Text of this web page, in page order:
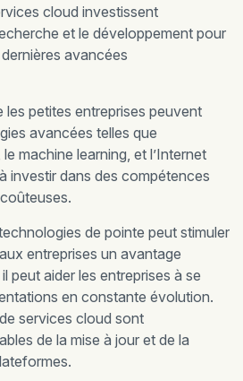
cloud investissent
et le développement pour
avancées
les petites entreprises peuvent
avancées telles que
machine learning, et l’Internet
investir dans des compétences
de pointe peut stimuler
entreprises un avantage
peut aider les entreprises à se
en constante évolution.
services cloud sont
de la mise à jour et de la